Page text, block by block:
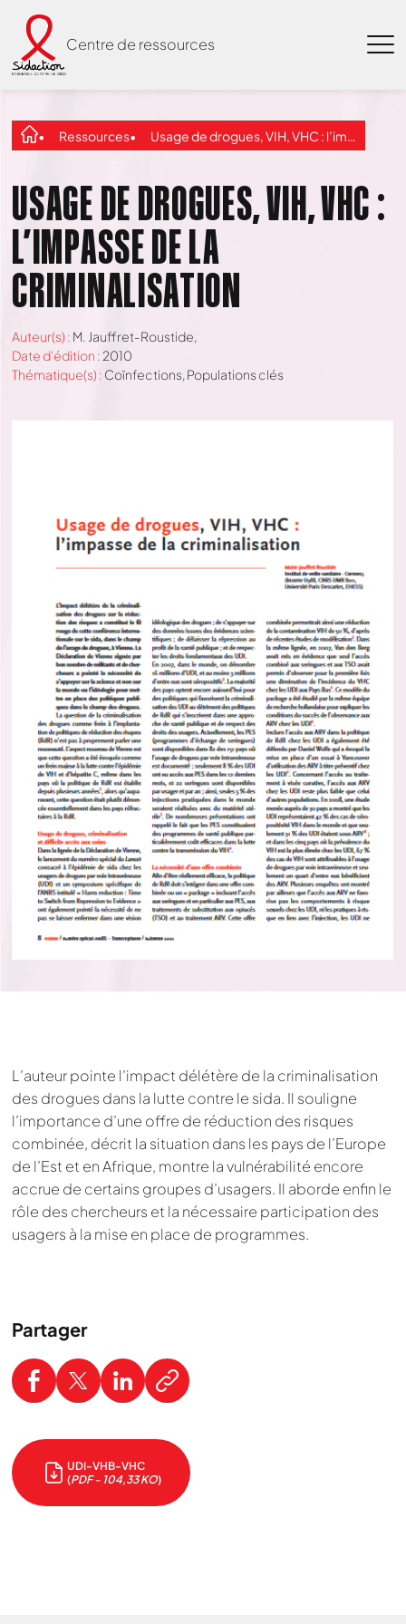
Centre de ressources
Ressources Usage de drogues, VIH, VHC : l’impasse de la criminalisation
USAGE DE DROGUES, VIH, VHC :
L’IMPASSE DE LA
CRIMINALISATION
Auteur(s) : M. Jauffret-Roustide,
Date d'édition : 2010
Thématique(s) : Coïnfections, Populations clés
L’auteur pointe l’impact délétère de la criminalisation
des drogues dans la lutte contre le sida. Il souligne
l’importance d’une offre de réduction des risques
combinée, décrit la situation dans les pays de l’Europe
de l’Est et en Afrique, montre la vulnérabilité encore
accrue de certains groupes d’usagers. Il aborde enfin le
rôle des chercheurs et la nécessaire participation des
usagers à la mise en place de programmes.
Partager
UDI-VHB-VHC
(PDF - 104,33 KO)